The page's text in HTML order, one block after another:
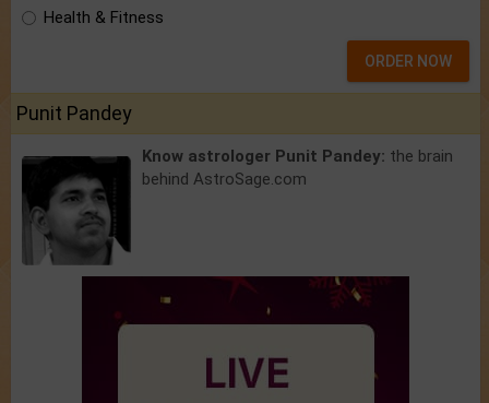
Health & Fitness
ORDER NOW
Punit Pandey
Know astrologer Punit Pandey: the brain
behind AstroSage.com